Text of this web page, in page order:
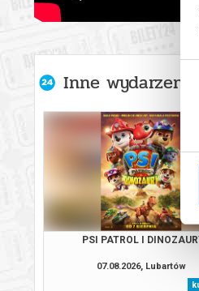
Inne
PSI PATROL I
07.08.2026, Lubartów